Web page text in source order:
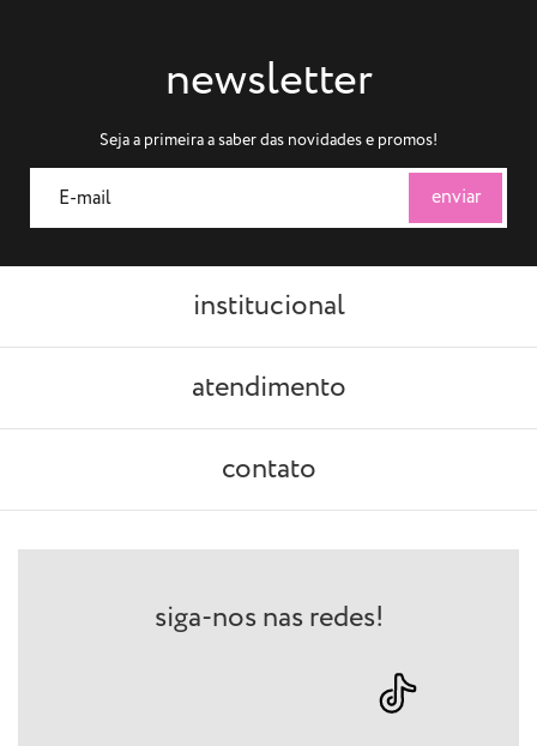
newsletter
Seja a primeira a saber das novidades e promos!
institucional
atendimento
contato
siga-nos nas redes!